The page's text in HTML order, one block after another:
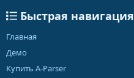
Быстрая навигация
Главная
Демо
Купить A-Parser